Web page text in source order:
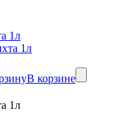
1л
В корзине
1л